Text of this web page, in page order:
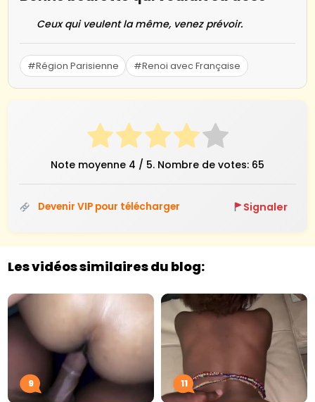
Ceux qui veulent la même, venez prévoir.
#Région Parisienne #Renoi avec Française
Note moyenne 4 / 5. Nombre de votes: 65
Devenir VIP pour télécharger Signaler
Les vidéos similaires du blog:
9 11